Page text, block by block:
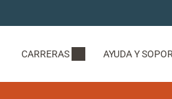
CARRERAS AYUDA Y